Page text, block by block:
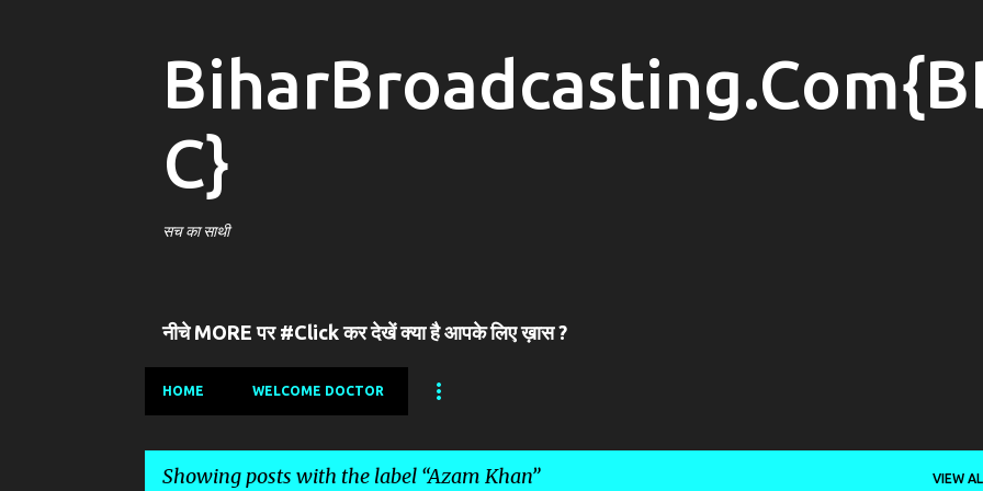
C}
सच का साथी
नीचे MORE पर #Click कर देखें क्या है आपके लिए ख़ास ?
HOME WELCOME DOCTOR
Showing posts with the label Azam Khan VIEW